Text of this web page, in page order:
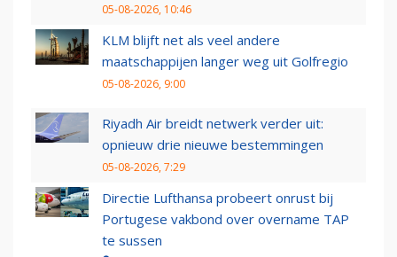
05-08-2026, 10:46
KLM blijft net als veel andere
maatschappijen langer weg uit Golfregio
05-08-2026, 9:00
Riyadh Air breidt netwerk verder uit:
opnieuw drie nieuwe bestemmingen
05-08-2026, 7:29
Directie Lufthansa probeert onrust bij
Portugese vakbond over overname TAP
te sussen